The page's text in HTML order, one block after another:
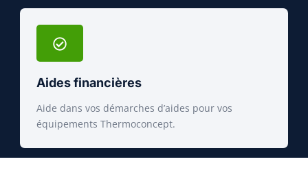
Aides financières
Aide dans vos démarches d’aides pour vos
équipements Thermoconcept.